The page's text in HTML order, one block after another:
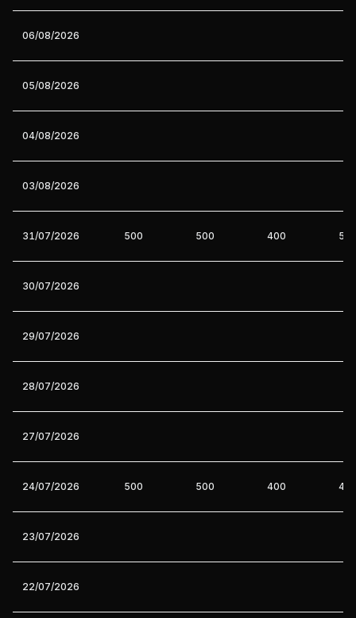
06/08/2026
05/08/2026
04/08/2026
03/08/2026
31/07/2026 500 500 400
30/07/2026
29/07/2026
28/07/2026
27/07/2026
24/07/2026 500 500 400
23/07/2026
22/07/2026